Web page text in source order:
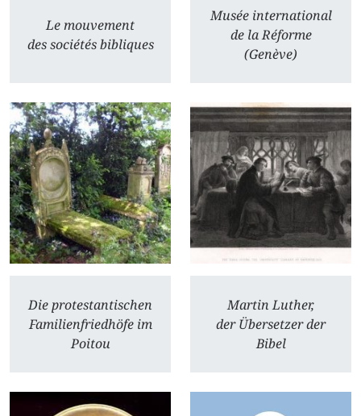
Le mouvement
des sociétés bibliques
Musée international
de la Réforme
(Genève)
Die protestantischen
Familienfriedhöfe im
Poitou
Martin Luther,
der Übersetzer der
Bibel